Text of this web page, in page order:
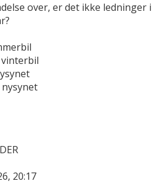
over, er det ikke ledninger i
vinterbil
nysynet
20:17